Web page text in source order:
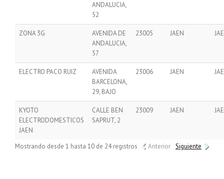
ANDALUCIA,
52
ZONA 3G
AVENIDA DE
ANDALUCIA,
57
23005 JAEN
ELECTRO PACO RUIZ
AVENIDA
BARCELONA,
29, BAJO
23006 JAEN
KYOTO
ELECTRODOMESTICOS
JAEN
CALLE BEN
SAPRUT, 2
23009 JAEN
Mostrando desde 1 hasta 10 de 24 registros Anterior Siguiente